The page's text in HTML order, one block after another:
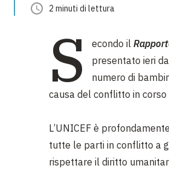
2 minuti di lettura
S econdo il
presentato ieri
numero di
causa del conflitto in corso
L’UNICEF è
tutte le parti in conflitto a
rispettare il diritto